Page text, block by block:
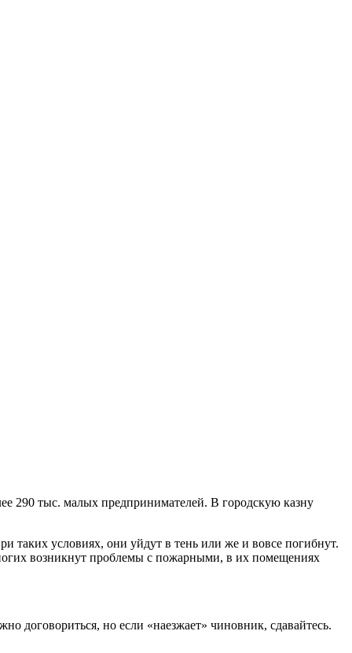
290 тыс. малых предпринимателей. В городскую казну
таких условиях, они уйдут в тень или же и вовсе погибнут.
возникнут проблемы с пожарными, в их помещениях
договориться, но если «наезжает» чиновник, сдавайтесь.